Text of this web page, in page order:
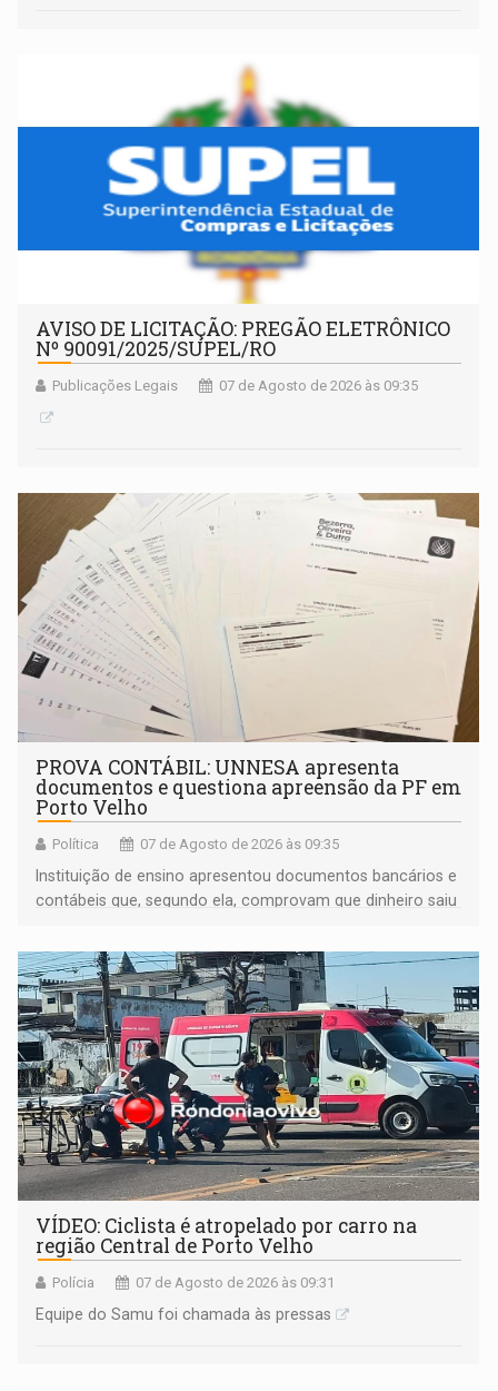
AVISO DE LICITAÇÃO: PREGÃO ELETRÔNICO
Nº 90091/2025/SUPEL/RO
Publicações Legais 07 de Agosto de 2026 às 09:35
PROVA CONTÁBIL: UNNESA apresenta
documentos e questiona apreensão da PF em
Porto Velho
Política 07 de Agosto de 2026 às 09:35
Instituição de ensino apresentou documentos bancários e
contábeis que, segundo ela, comprovam que dinheiro saiu
apreendido quando já estava dentro da sede da entidade
— em pleno ano eleitoral em Rondônia
VÍDEO: Ciclista é atropelado por carro na
região Central de Porto Velho
Polícia 07 de Agosto de 2026 às 09:31
Equipe do Samu foi chamada às pressas